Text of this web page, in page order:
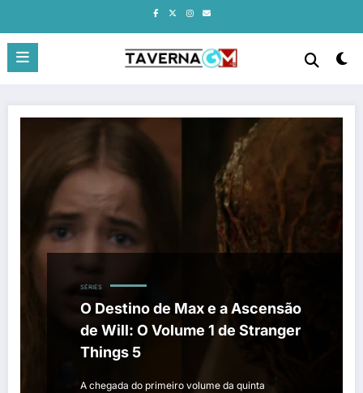
o
conteúdo
SÉRIES
O Destino de Max e a Ascensão
de Will: O Volume 1 de Stranger
Things 5
A chegada do primeiro volume da quinta